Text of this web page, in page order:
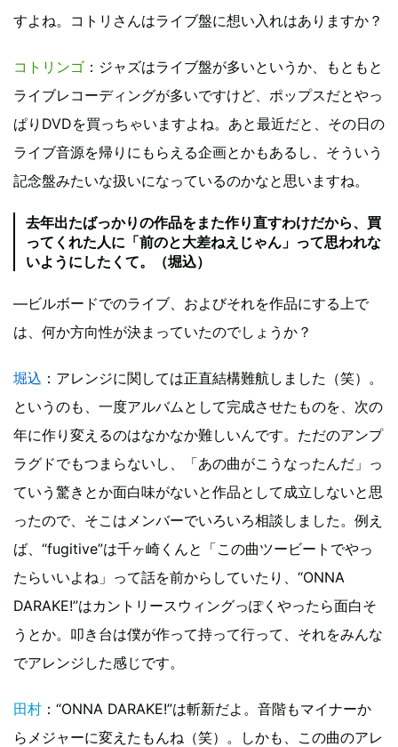
すよね。コトリさんはライブ盤に想い入れはありますか？
コトリンゴ ：ジャズはライブ盤が多いというか、もともと
ライブレコーディングが多いですけど、ポップスだとやっ
ぱりDVDを買っちゃいますよね。あと最近だと、その日の
ライブ音源を帰りにもらえる企画とかもあるし、そういう
記念盤みたいな扱いになっているのかなと思いますね。
去年出たばっかりの作品をまた作り直すわけだから、買
ってくれた人に「前のと大差ねえじゃん」って思われな
いようにしたくて。（堀込）
―ビルボードでのライブ、およびそれを作品にする上で
は、何か方向性が決まっていたのでしょうか？
堀込 ：アレンジに関しては正直結構難航しました（笑）。
というのも、一度アルバムとして完成させたものを、次の
年に作り変えるのはなかなか難しいんです。ただのアンプ
ラグドでもつまらないし、「あの曲がこうなったんだ」っ
ていう驚きとか面白味がないと作品として成立しないと思
ったので、そこはメンバーでいろいろ相談しました。例え
ば、“fugitive”は千ヶ崎くんと「この曲ツービートでやっ
たらいいよね」って話を前からしていたり、“ONNA
DARAKE!”はカントリースウィングっぽくやったら面白そ
うとか。叩き台は僕が作って持って行って、それをみんな
でアレンジした感じです。
田村 ：“ONNA DARAKE!”は斬新だよ。音階もマイナーか
らメジャーに変えたもんね（笑）。しかも、この曲のアレ